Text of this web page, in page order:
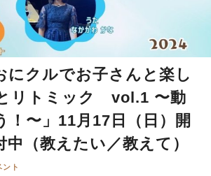
にクルでお子さんと楽し
リトミック vol.1 〜動
！〜」11月17日（日）開
中（教えたい／教えて）
ント